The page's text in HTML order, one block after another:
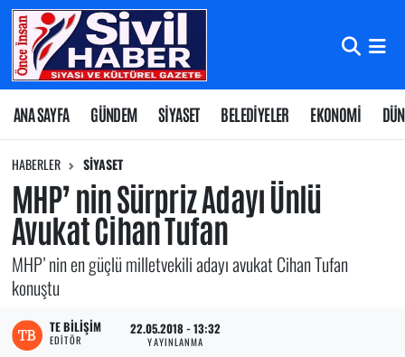
ANA SAYFA GÜNDEM SİYASET BELEDİYELER EKONOMİ
HABERLER SİYASET
MHP’ nin Sürpriz Adayı Ünlü
Avukat Cihan Tufan
MHP’ nin en güçlü milletvekili adayı avukat Cihan Tufan
konuştu
TE BILIŞIM
EDITÖR
22.05.2018 - 13:32
YAYINLANMA
Nöbetçi Eczaneler
Hava Durumu
Namaz Vakitleri
Trafik Durumu
Süper Lig Puan Durumu ve Fikstür
Tüm Manşetler
Son Dakika Haberleri